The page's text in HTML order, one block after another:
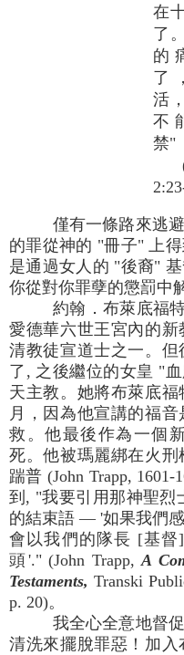
在
了
的
了
活
不
禁"
(
僅有一條路來逃
的罪從神的 "冊子" 上
是通過女人的 "後裔"
你從對你罪孽的懲罰中
約翰．布萊底福
愛德華六世王宮內的
清教徒宣道士之一。
了, 之後繼位的女皇 "
天主教。她將布萊底
月，因為他宣講的福
救。他最後作為一個
死。他被瑪麗綁在火刑
踹普 (John Trapp,
到, "我要引用那神聖烈
的結束語 — '如果我們
會以我們的隊長 [基
頭'." (John Trapp,A
Testaments, Transki
p. 20)。
我全心全意地督
清洗來擺脫罪惡！加